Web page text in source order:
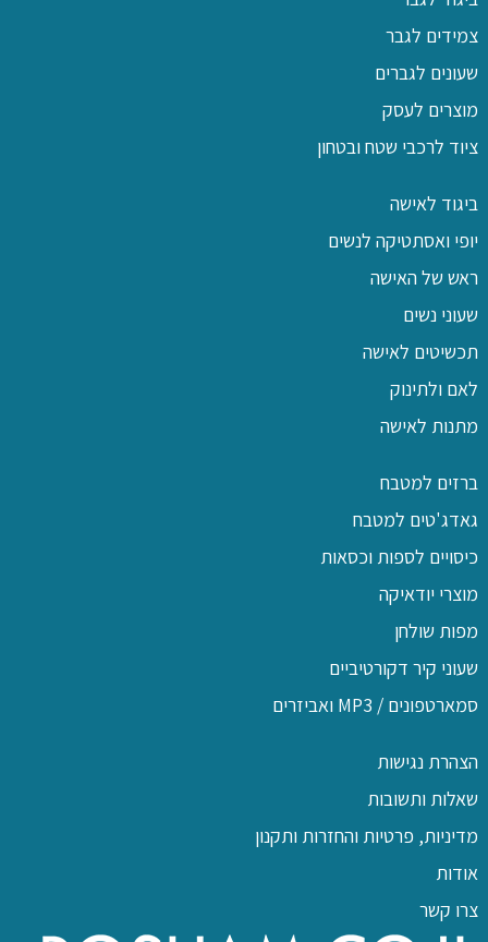
צמידים לגבר
שעונים לגברים
מוצרים לעסק
ציוד לרכבי שטח ובטחון
ביגוד לאישה
יופי ואסתטיקה לנשים
ראש של האישה
שעוני נשים
תכשיטים לאישה
לאם ולתינוק
מתנות לאישה
ברזים למטבח
גאדג'טים למטבח
כיסויים לספות וכסאות
מוצרי יודאיקה
מפות שולחן
שעוני קיר דקורטיביים
סמארטפונים / MP3 ואביזרים
הצהרת נגישות
שאלות ותשובות
מדיניות, פרטיות והחזרות ותקנון
אודות
צרו קשר